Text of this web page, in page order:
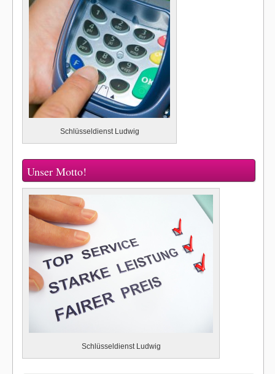
Schlüsseldienst Ludwig
Unser Motto!
Schlüsseldienst Ludwig